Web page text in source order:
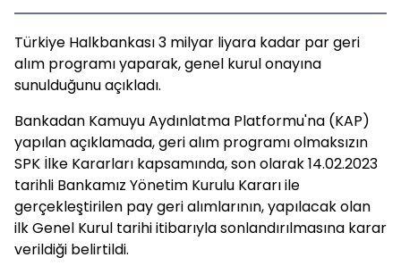
Türkiye Halkbankası 3 milyar liyara kadar par geri
alım programı yaparak, genel kurul onayına
sunulduğunu açıkladı.
Bankadan Kamuyu Aydınlatma Platformu'na (KAP)
yapılan açıklamada, geri alım programı olmaksızın
SPK İlke Kararları kapsamında, son olarak 14.02.2023
tarihli Bankamız Yönetim Kurulu Kararı ile
gerçekleştirilen pay geri alımlarının, yapılacak olan
ilk Genel Kurul tarihi itibarıyla sonlandırılmasına karar
verildiği belirtildi.